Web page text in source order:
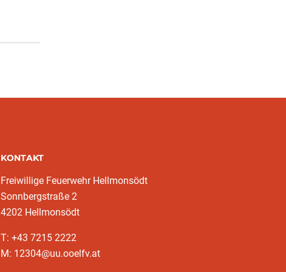
KONTAKT
Freiwillige Feuerwehr Hellmonsödt
Sonnbergstraße 2
4202 Hellmonsödt
T: +43 7215 2222
M: 12304@uu.ooelfv.at